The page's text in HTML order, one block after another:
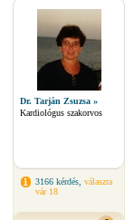
Dr. Tarján Zsuzsa »
Kardiológus szakorvos
3166 kérdés, válaszra
vár 18